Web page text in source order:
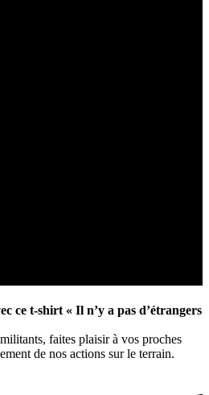
ce t-shirt « Il n’y a pas d’étrangers
faites plaisir à vos proches
de nos actions sur le terrain.